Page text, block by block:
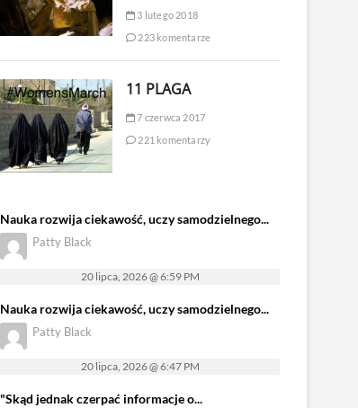
3 lutego 2018
223 komentarze
11 PLAGA
7 czerwca 2017
221 komentarzy
Nauka rozwija ciekawość, uczy samodzielnego...
Patty Black
20 lipca, 2026 @ 6:59 PM
Nauka rozwija ciekawość, uczy samodzielnego...
Patty Black
20 lipca, 2026 @ 6:47 PM
"Skąd jednak czerpać informacje o...